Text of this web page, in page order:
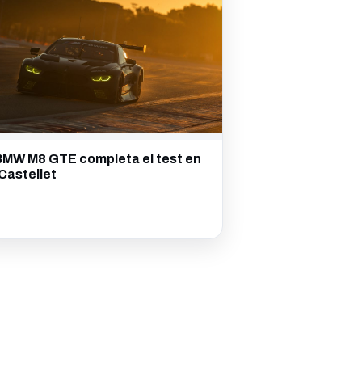
M8 GTE completa el test en